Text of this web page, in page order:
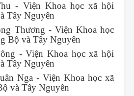
- Viện Khoa học xã hội
và Tây Nguyên
Thương - Viện Khoa học
Bộ và Tây Nguyên
- Viện Khoa học xã hội
Tây Nguyên
Nga - Viện Khoa học xã
và Tây Nguyên